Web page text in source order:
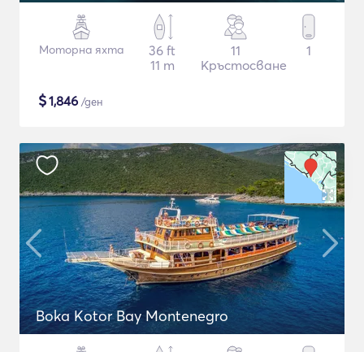
Моторна яхта
36 ft
11 m
11
Кръстосване
1
$1,846 /ден
Boka Kotor Bay Montenegro